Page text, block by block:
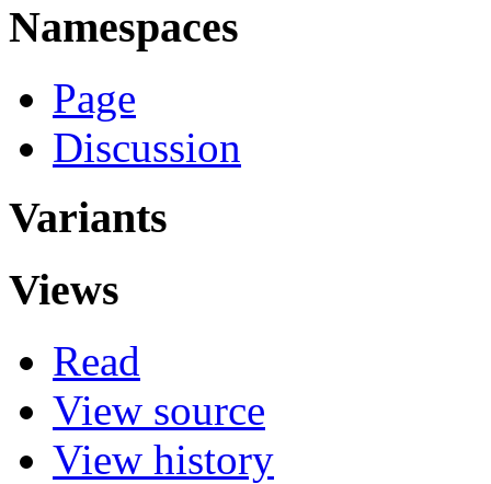
Namespaces
Page
Discussion
Variants
Views
Read
View source
View history